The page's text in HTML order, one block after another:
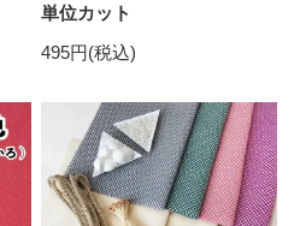
単位カット
495円(税込)